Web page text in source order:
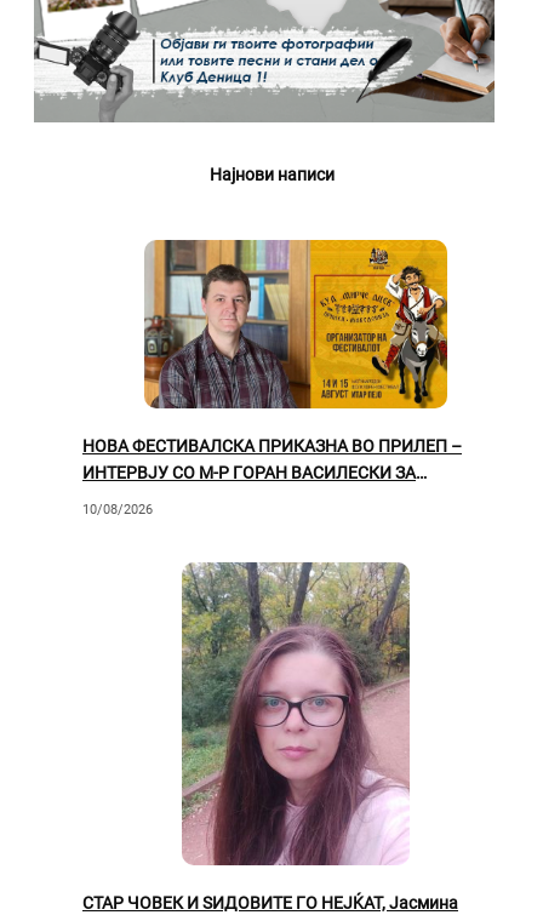
Најнови написи
НОВА ФЕСТИВАЛСКА ПРИКАЗНА ВО ПРИЛЕП –
ИНТЕРВЈУ СО М-Р ГОРАН ВАСИЛЕСКИ ЗА
10/08/2026
СТАР ЧОВЕК И ЅИДОВИТЕ ГО НЕЈЌАТ, Јасмина